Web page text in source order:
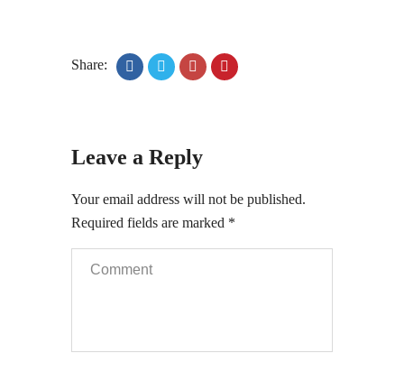
Share:
Leave a Reply
Your email address will not be published.
Required fields are marked *